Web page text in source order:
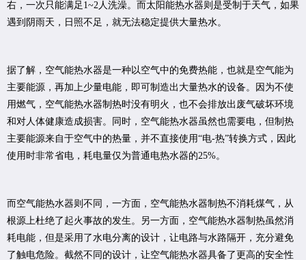
右，一次只能满足1~2人洗澡。而太阳能热水器则是受制于天气，如果
遇到阴雨天，日照不足，就无法稳定提供大量热水。
据了解，空气能热水器是一种以空气中的免费热能，也就是空气能为
主要能源，再加上少量电能，即可制造出大量热水的设备。因为不使
用燃气，空气能热水器制热时没有明火，也不会排放出废气破坏环境
和对人体健康造成损害。同时，空气能热水器虽然也需要电，但制热
主要能源来自于空气中的热量，并不直接使用“电-热”转换方式，因此
使用时非常省电，耗电量仅为普通电热水器的25%。
而空气能热水器则不同，一方面，空气能热水器制热不消耗煤气，从
根源上杜绝了起火事故的发生。另一方面，空气能热水器制热虽然消
耗电能，但是采用了水电分离的设计，让电路与水路隔开，充分避免
了触电危险。截然不同的设计，让空气能热水器具备了更高的安全性